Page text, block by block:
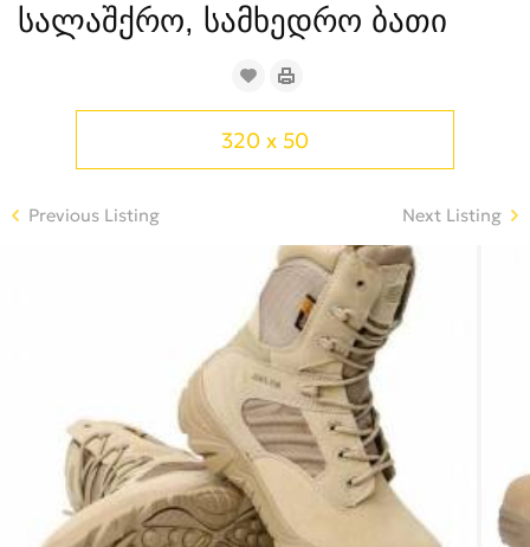
სალაშქრო, სამხედრო ბათი
320 x 50
Previous Listing Next Listing